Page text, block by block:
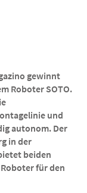
gewinnt
Roboter SOTO.
und
autonom. Der
in der
beiden
für den